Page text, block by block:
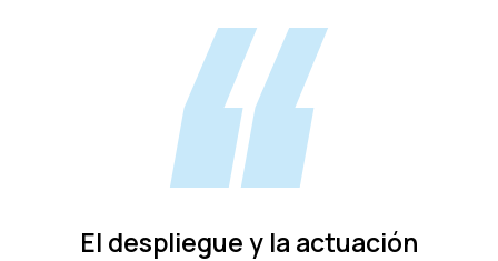
El despliegue y la actuación